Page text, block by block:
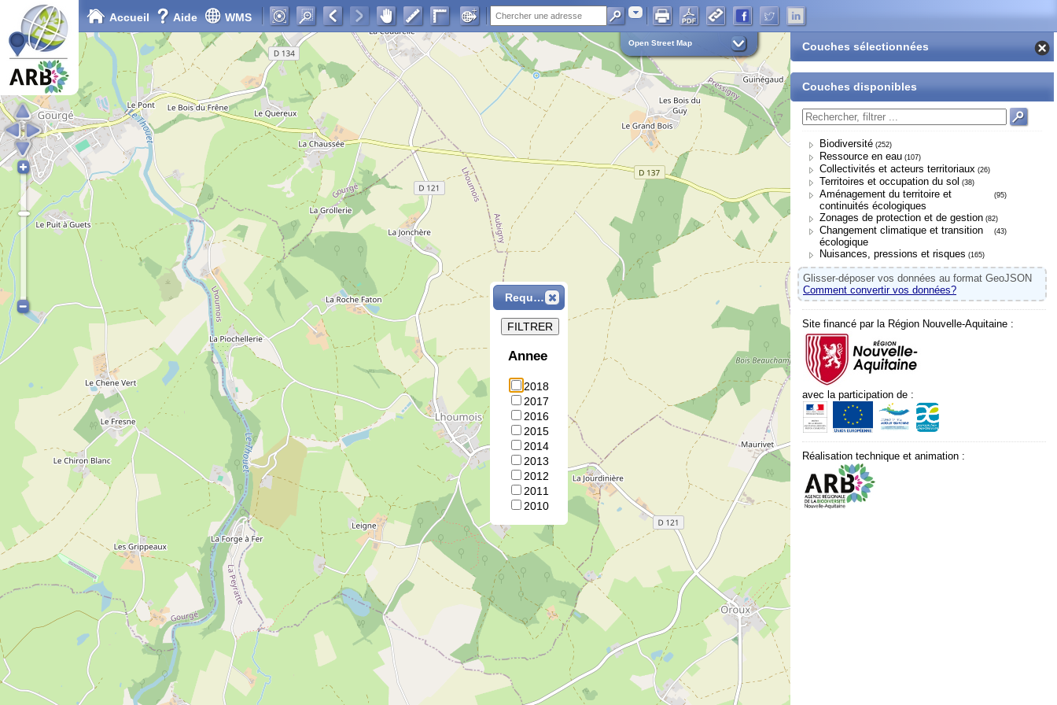
Accueil Aide WMS Adresse
Open Street Map Couches sélectionnées
Couches disponibles
Biodiversité (252)
Ressource en eau (107)
Collectivités et acteurs territoriaux (26)
Territoires et occupation du sol (38)
Aménagement du territoire et
continuités écologiques
(95)
Zonages de protection et de gestion (82)
Changement climatique et transition
écologique
(43)
Nuisances, pressions et risques (165)
Glisser-déposer vos données au format GeoJSON
Comment convertir vos données?
Site financé par la Région Nouvelle-Aquitaine :
avec la participation de :
Réalisation technique et animation :
Requête
Annee
2018
2017
2016
2015
2014
2013
2012
2011
2010
FILTRER